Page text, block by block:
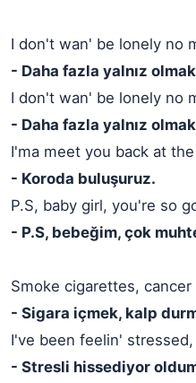
I don't wan' be lonely no
- Daha fazla yalnız
I don't wan' be lonely no
- Daha fazla yalnız
I'ma meet you back at
- Koroda buluşuruz.
P.S, baby girl, you're so
- P.S, bebeğim, çok
Smoke cigarettes,
- Sigara içmek, kalp
I've been feelin'
- Stresli hissediyor